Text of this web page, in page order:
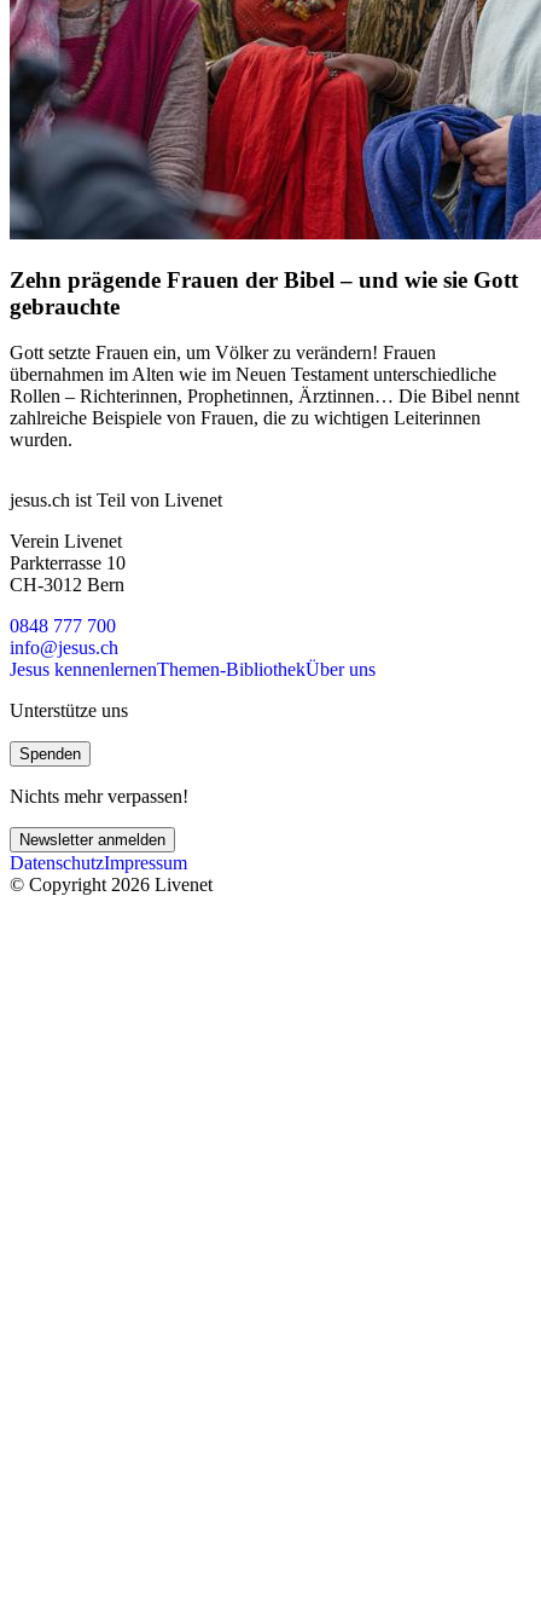
Zehn prägende Frauen der Bibel – und wie sie Gott
gebrauchte
Gott setzte Frauen ein, um Völker zu verändern! Frauen
übernahmen im Alten wie im Neuen Testament unterschiedliche
Rollen – Richterinnen, Prophetinnen, Ärztinnen… Die Bibel nennt
zahlreiche Beispiele von Frauen, die zu wichtigen Leiterinnen
wurden.
jesus.ch ist Teil von Livenet
Verein Livenet
Parkterrasse 10
CH-3012 Bern
0848 777 700
info@jesus.ch
Jesus kennenlernenThemen-BibliothekÜber uns
Unterstütze uns
Spenden
Nichts mehr verpassen!
Newsletter anmelden
DatenschutzImpressum
© Copyright 2026 Livenet